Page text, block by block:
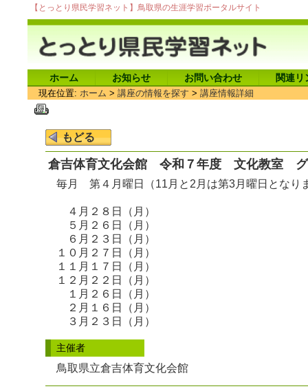
【とっとり県民学習ネット】鳥取県の生涯学習ポータルサイト
ホーム お知らせ お問い合わせ 関連リ
現在位置: ホーム > 講座の情報を探す > 講座情報詳細
倉吉体育文化会館 令和７年度 文化教室 グ
毎月 第４月曜日（11月と2月は第3月曜日となり
４月２８日（月）
５月２６日（月）
６月２３日（月）
１０月２７日（月）
１１月１７日（月）
１２月２２日（月）
１月２６日（月）
２月１６日（月）
３月２３日（月）
主催者
鳥取県立倉吉体育文化会館